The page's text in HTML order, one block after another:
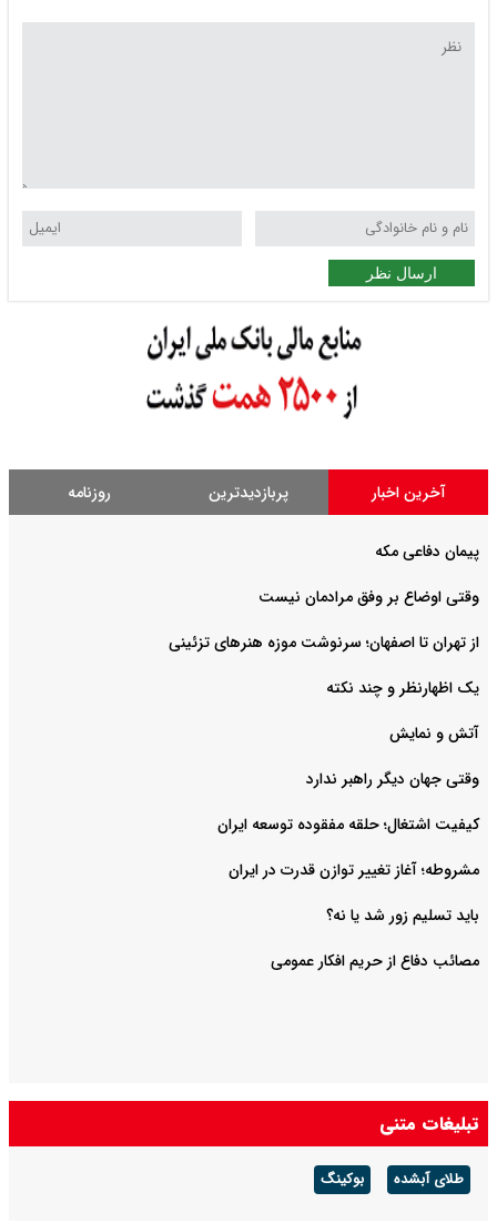
ارسال نظر
آخرین اخبار پربازدیدترین روزنامه
پیمان دفاعی مکه
وقتی اوضاع بر وفق مرادمان نیست
از تهران تا اصفهان؛ سرنوشت موزه هنرهای تزئینی
یک اظهارنظر و چند نکته
آتش و نمایش
وقتی جهان دیگر راهبر ندارد
کیفیت اشتغال؛ حلقه مفقوده توسعه ایران
مشروطه؛ آغاز تغییر توازن قدرت در ایران
باید تسلیم زور شد یا نه؟
مصائب دفاع از حریم افکار عمومی
تبلیغات متنی
طلای آبشده بوکینگ